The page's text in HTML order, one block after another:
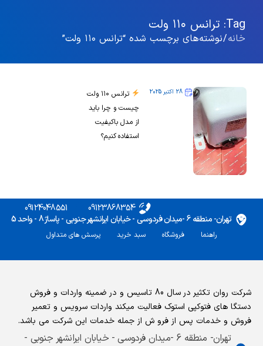
Tag: ترانس ۱۱۰ ولت
خانه/ نوشته‌های برچسب شده “ترانس ۱۱۰ ولت”
28 اکتبر 2025
ترانس ۱۱۰ ولت
چیست و چرا باید
از مدل باکیفیت
استفاده کنیم؟
تهران- منطقه 6 -میدان فردوسی - خیابان ایرانشهر جنوبی - پاساژ 8 - واحد 5
09123868354
09124048551
راهنما فروشگاه سبد خرید پرسش های متداول
شرکت روان تکثیر در سال 80 تاسیس و در ضمینه واردات و فروش
دستگا های فتوکپی استوک فعالیت میکند واردات سرویس و تعمیر
فروش و خدمات پس از فرو ش از جمله خدمات این شرکت می باشد.
تهران- منطقه 6 -میدان فردوسی - خیابان ایرانشهر جنوبی -